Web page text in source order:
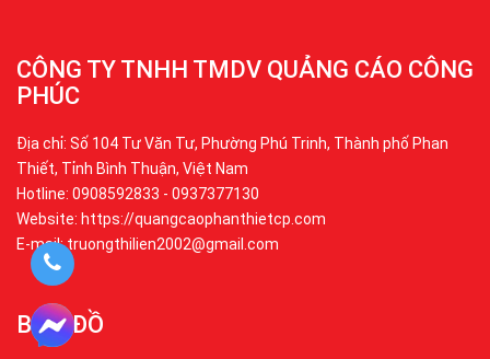
CÔNG TY TNHH TMDV QUẢNG CÁO CÔNG
PHÚC
Địa chỉ: Số 104 Tư Văn Tư, Phường Phú Trinh, Thành phố Phan
Thiết, Tỉnh Bình Thuận, Việt Nam
Hotline: 0908592833 - 0937377130
Website: https://quangcaophanthietcp.com
E-mail: truongthilien2002@gmail.com
BẢN ĐỒ